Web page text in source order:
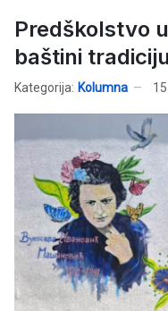
Predškolstvo
baštini
Kategorija: Kolumna